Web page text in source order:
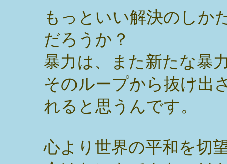
もっといい解決のしか
だろうか？
暴力は、また新たな暴
そのループから抜け出
れると思うんです。
心より世界の平和を切